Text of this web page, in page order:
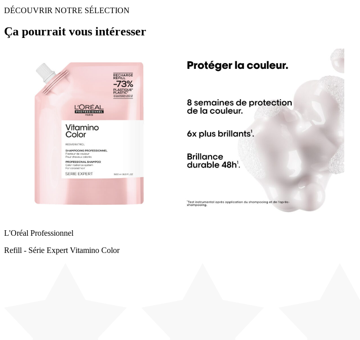
DÉCOUVRIR NOTRE SÉLECTION
Ça pourrait vous intéresser
L'Oréal Professionnel
Refill - Série Expert Vitamino Color